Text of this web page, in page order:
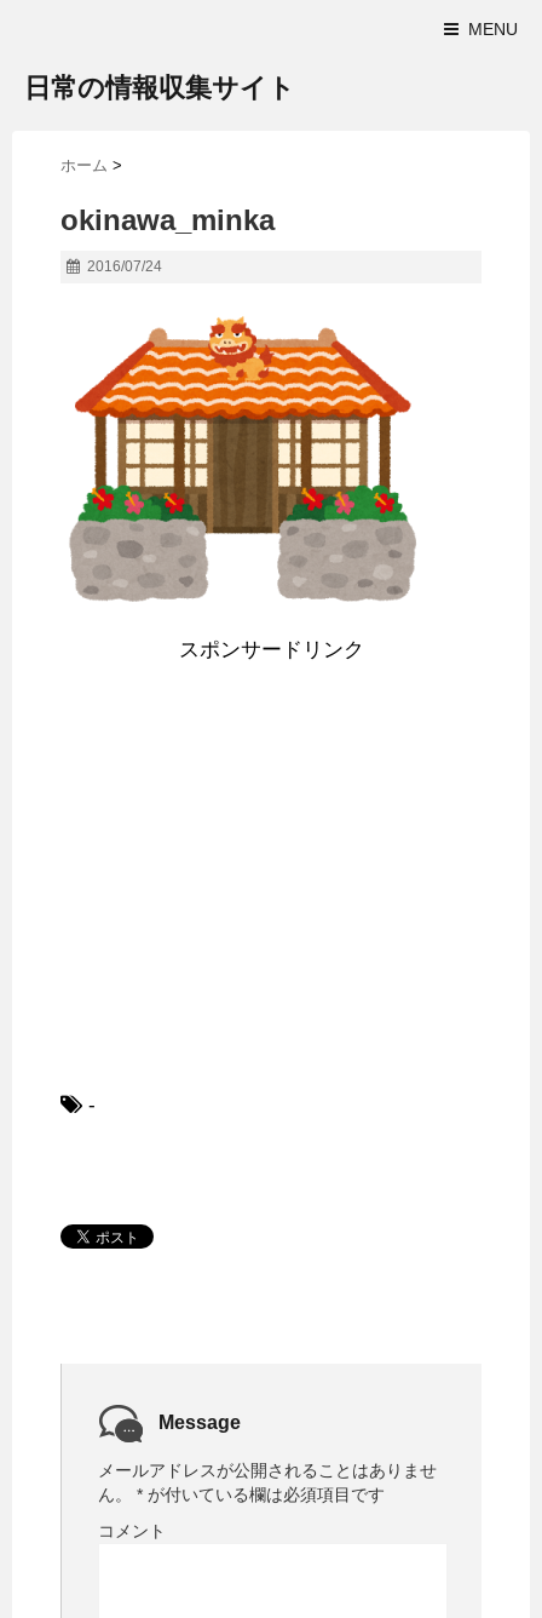
MENU
日常の情報収集サイト
ホーム >
okinawa_minka
2016/07/24
スポンサードリンク
-
Message
メールアドレスが公開されることはありませ
ん。
* が付いている欄は必須項目です
コメント